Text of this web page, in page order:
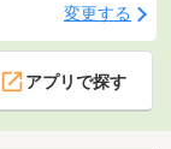
変更する
アプリで探す